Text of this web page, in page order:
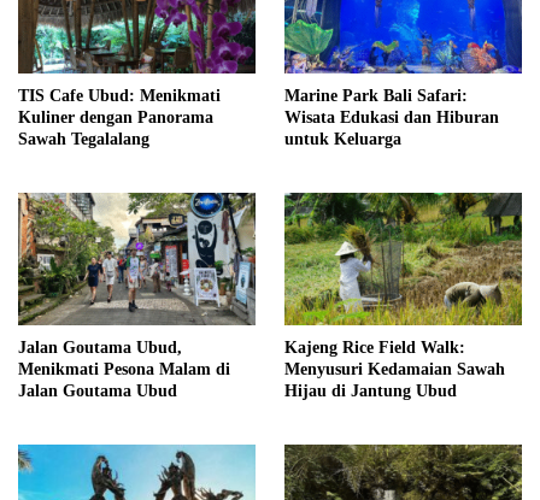
TIS Cafe Ubud: Menikmati
Kuliner dengan Panorama
Sawah Tegalalang
Marine Park Bali Safari:
Wisata Edukasi dan Hiburan
untuk Keluarga
Jalan Goutama Ubud,
Menikmati Pesona Malam di
Jalan Goutama Ubud
Kajeng Rice Field Walk:
Menyusuri Kedamaian Sawah
Hijau di Jantung Ubud